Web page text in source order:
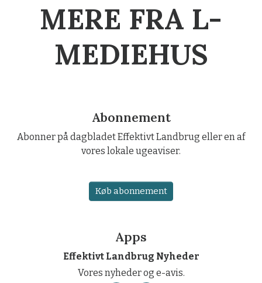
MERE FRA L-
MEDIEHUS
Abonnement
Abonner på dagbladet Effektivt Landbrug eller en af
vores lokale ugeaviser.
Køb abonnement
Apps
Effektivt Landbrug Nyheder
Vores nyheder og e-avis.